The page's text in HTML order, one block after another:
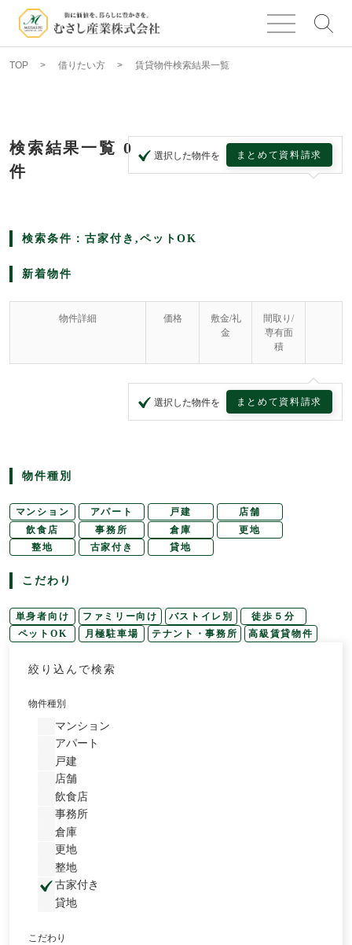
TOP 借りたい方 賃貸物件検索結果一覧
検索結果一覧 0
件
選択した物件を まとめて資料請求
検索条件：古家付き,ペットOK
新着物件
物件詳細 価格
敷金/礼
金
間取り/
専有面
積
選択した物件を まとめて資料請求
物件種別
マンション アパート 戸建
店舗
飲食店
事務所 倉庫
更地
整地
古家付き 貸地
こだわり
単身者向け ファミリー向け バストイレ別
徒歩５分
ペットOK
月極駐車場 テナント・事務所 高級賃貸物件
絞り込んで検索
物件種別
マンション
アパート
戸建
店舗
飲食店
事務所
倉庫
更地
整地
古家付き
貸地
こだわり